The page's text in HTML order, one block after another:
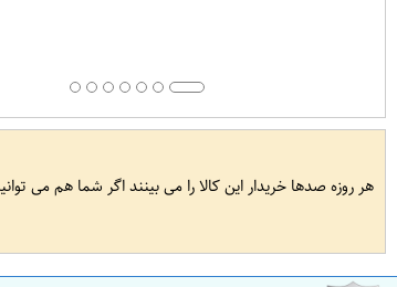
هر روزه صدها خریدار این کالا را می بینند اگر شما هم می